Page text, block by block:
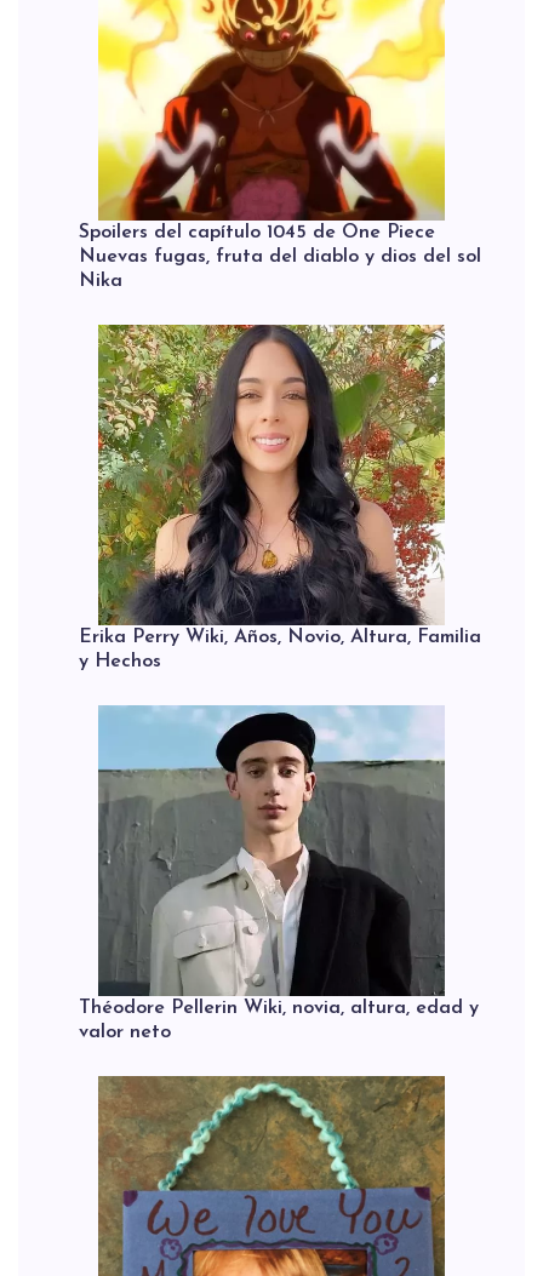
Spoilers del capítulo 1045 de One Piece
Nuevas fugas, fruta del diablo y dios del sol
Nika
Erika Perry Wiki, Años, Novio, Altura, Familia
y Hechos
Théodore Pellerin Wiki, novia, altura, edad y
valor neto